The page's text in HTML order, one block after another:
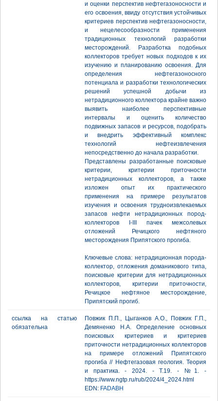
и оценки перспектив нефтегазоносности и
его освоения, ввиду отсутствия устойчивых
критериев перспектив нефтегазоносности,
и нецелесообразности применения
традиционных технологий разработки
месторождений. Разработка подобных
коллекторов требует новых подходов к их
изучению и планированию освоения. Для
определения нефтегазоносного
потенциала и разработки технологических
решений успешной добычи из
нетрадиционного коллектора крайне важно
выявить наиболее перспективные
интервалы и оценить количество
подвижных запасов и ресурсов, подобрать
и внедрить эффективный комплекс
технологий нефтеизвлечения
непосредственно до начала разработки.
Представлены разработанные поисковые
критерии, критерии приточности
нетрадиционных коллекторов, а также
изложен опыт их практического
применения на примере результатов
изучения и освоения трудноизвлекаемых
запасов нефти нетрадиционных пород-
коллекторов I-III пачек межсолевых
отложений Речицкого нефтяного
месторождения Припятского прогиба.
Ключевые слова: нетрадиционная порода-
коллектор, отложения доманикового типа,
поисковые критерии для нетрадиционных
коллекторов, критерии приточности,
Речицкое нефтяное месторождение,
Припятский прогиб.
ссылка на статью
обязательна
Повжик П.П., Цыганков А.О., Повжик Г.П.,
Демяненко Н.А. Определение основных
поисковых критериев и критериев
приточности нетрадиционных коллекторов
на примере отложений Припятского
прогиба // Нефтегазовая геология. Теория
и практика. - 2024. - Т.19. - №1. -
https://www.ngtp.ru/rub/2024/4_2024.html
EDN: FADABH